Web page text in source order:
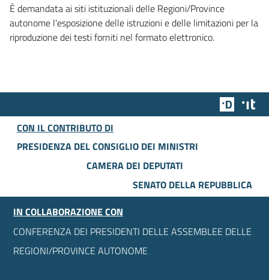
È demandata ai siti istituzionali delle Regioni/Province
autonome l'esposizione delle istruzioni e delle limitazioni per la
riproduzione dei testi forniti nel formato elettronico.
Team
CON IL CONTRIBUTO DI
PRESIDENZA DEL CONSIGLIO DEI MINISTRI
CAMERA DEI DEPUTATI
SENATO DELLA REPUBBLICA
IN COLLABORAZIONE CON
CONFERENZA DEI PRESIDENTI DELLE ASSEMBLEE DELLE
REGIONI/PROVINCE AUTONOME